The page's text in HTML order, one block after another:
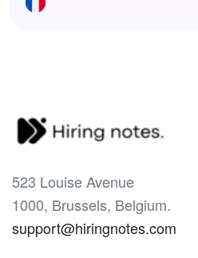
523 Louise Avenue
1000, Brussels, Belgium.
support@hiringnotes.com